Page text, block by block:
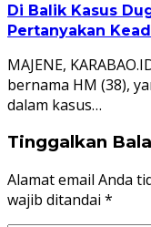
Di Balik Kasus
Pertanyakan
MAJENE,
bernama HM (38),
dalam kasus…
Tinggalkan
Alamat email Anda
wajib ditandai *